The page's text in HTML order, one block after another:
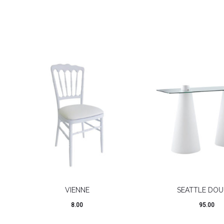
VIENNE
8.00
SEATTLE
95.00